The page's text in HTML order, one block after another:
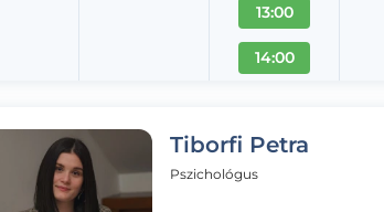
13:00
14:00
Tiborfi Petra
Pszichológus